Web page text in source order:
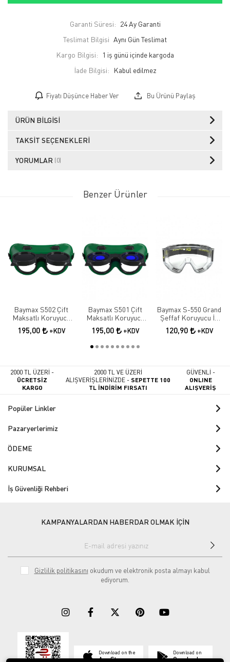
Garanti Süresi: 24 Ay Garanti
Teslimat Bilgisi Aynı Gün Teslimat
Kargo Bilgisi:
1 iş günü içinde kargoda
İade Bilgisi:
Fiyatı Düşünce Haber Ver Bu Ürünü Paylaş
ÜRÜN BILGISI
TAKSIT SEÇENEKLERI
YORUMLAR (0)
Benzer Ürünler
Baymax S502 Çift
Maksatlı Koruyucu
Kaynak Gözlüğü |
Tam Kapalı İş
195,00 +KDV
Baymax S501 Çift
Maksatlı Koruyucu
Kaynak Gözlüğü |
Tam Kapalı İş
195,00 +KDV
Baymax S-550 Grand
Şeffaf Koruyucu İş
Gözlüğü | Antifog İş
Güvenliği Gözlüğü
120,90 +KDV
2000 TL ÜZERİ -
ÜCRETSİZ
KARGO
2000 TL VE ÜZERİ
ALIŞVERİŞLERİNİZDE -SEPETTE 100
TL İNDİRİM FIRSATI
GÜVENLİ -
ONLINE
ALIŞVERİŞ
Popüler Linkler
Pazaryerlerimiz
ÖDEME
KURUMSAL
İş Güvenliği Rehberi
KAMPANYALARDAN HABERDAR OLMAK İÇİN
Gizlilik politikasını okudum ve elektronik posta almayı kabul
ediyorum.
Download on the
App Store
Download on
Google play